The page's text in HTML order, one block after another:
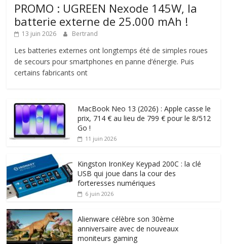
PROMO : UGREEN Nexode 145W, la
batterie externe de 25.000 mAh !
13 juin 2026 Bertrand
Les batteries externes ont longtemps été de simples roues
de secours pour smartphones en panne d’énergie. Puis
certains fabricants ont
MacBook Neo 13 (2026) : Apple casse le
prix, 714 € au lieu de 799 € pour le 8/512
Go !
11 juin 2026
Kingston IronKey Keypad 200C : la clé
USB qui joue dans la cour des
forteresses numériques
6 juin 2026
Alienware célèbre son 30ème
anniversaire avec de nouveaux
moniteurs gaming